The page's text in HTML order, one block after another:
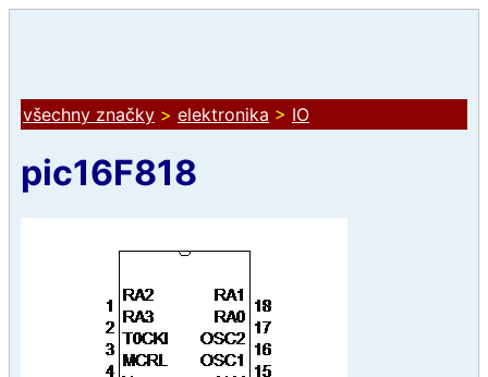
všechny značky > elektronika > IO
pic16F818